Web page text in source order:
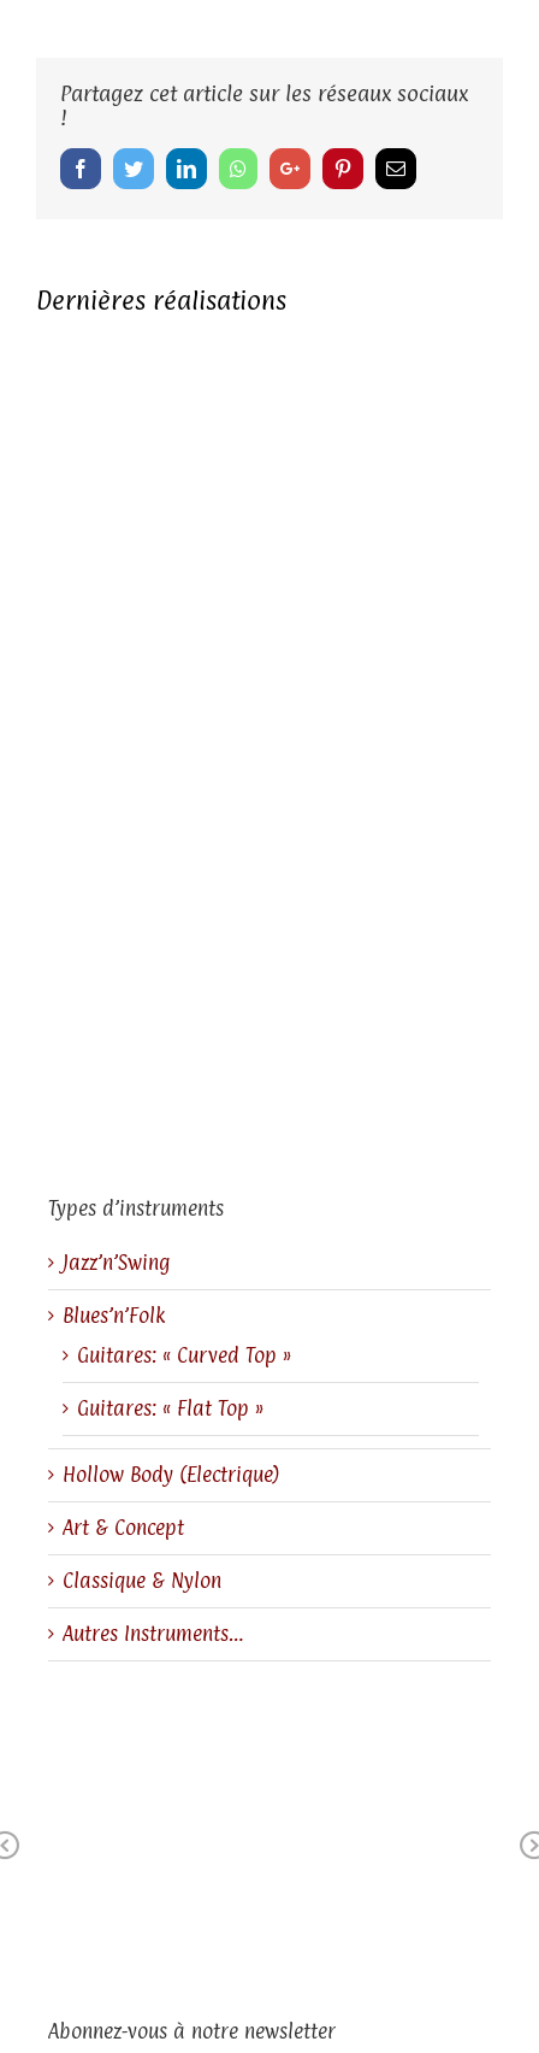
Partagez cet article sur les réseaux sociaux
!
FacebookTwitterLinkedInWhatsappGoogle+ PinterestEmail
Dernières réalisations
Types d’instruments
Jazz’n’Swing
Blues’n’Folk
Guitares: « Curved Top »
Guitares: « Flat Top »
Hollow Body (Electrique)
Art & Concept
Classique & Nylon
Autres Instruments…
Abonnez-vous à notre newsletter